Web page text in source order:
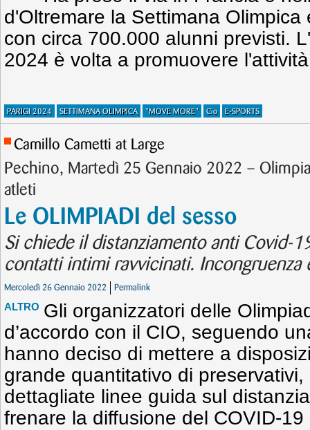
d'Oltremare la Settimana
con circa 700.000 alunni previsti.
2024 è volta a promuovere
PARIGI 2024 SETTIMANA OLIMPICA "MOVE MORE" Cio E-SPORTS
Camillo Cametti at Large
Pechino, Martedì 25 Gennaio 2022 –
atleti
Le OLIMPIADI del sesso
Si chiede il distanziamento anti Covid-
contatti intimi ravvicinati. Incongruenza
Mercoledì 26 Gennaio 2022 Permalink
ALTRO Gli organizzatori delle
d’accordo con il CIO, seguendo
hanno deciso di mettere a
grande quantitativo di
dettagliate linee guida sul
frenare la diffusione del COVID-